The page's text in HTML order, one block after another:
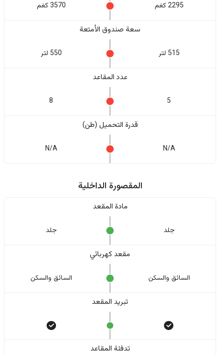
2295 كغم 3570 كغم
سعة صندوق الأمتعة
515 لتر 550 لتر
عدد المقاعد
5
8
قدرة التحميل (طن)
N/A
N/A
المقصورة الداخلية
مادة المقعد
جلد جلد
مقعد كهربائي
السائق والسکن السائق والسکن
تبريد المقعد
تدفئة المقاعد